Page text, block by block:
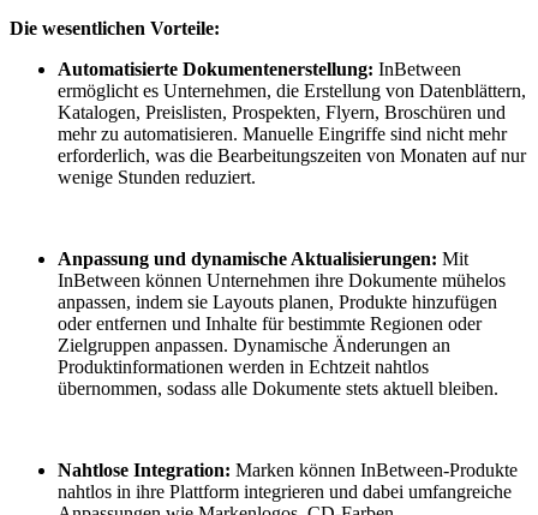
Die wesentlichen Vorteile:
Automatisierte Dokumentenerstellung: InBetween
ermöglicht es Unternehmen, die Erstellung von Datenblättern,
Katalogen, Preislisten, Prospekten, Flyern, Broschüren und
mehr zu automatisieren. Manuelle Eingriffe sind nicht mehr
erforderlich, was die Bearbeitungszeiten von Monaten auf nur
wenige Stunden reduziert.
Anpassung und dynamische Aktualisierungen: Mit
InBetween können Unternehmen ihre Dokumente mühelos
anpassen, indem sie Layouts planen, Produkte hinzufügen
oder entfernen und Inhalte für bestimmte Regionen oder
Zielgruppen anpassen. Dynamische Änderungen an
Produktinformationen werden in Echtzeit nahtlos
übernommen, sodass alle Dokumente stets aktuell bleiben.
Nahtlose Integration: Marken können InBetween-Produkte
nahtlos in ihre Plattform integrieren und dabei umfangreiche